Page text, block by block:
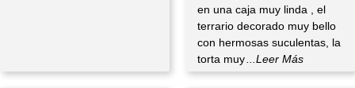
en una caja muy linda , el
terrario decorado muy bello
con hermosas suculentas, la
torta muy
...Leer Más